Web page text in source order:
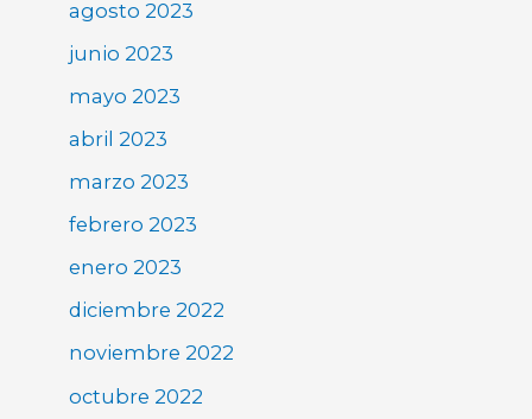
agosto 2023
junio 2023
mayo 2023
abril 2023
marzo 2023
febrero 2023
enero 2023
diciembre 2022
noviembre 2022
octubre 2022